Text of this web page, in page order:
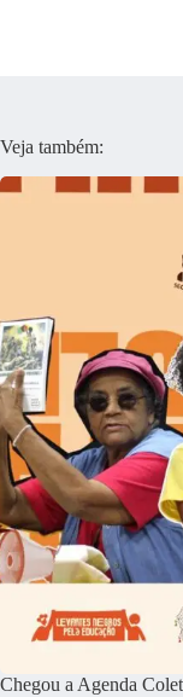
Veja também:
Chegou a Agenda